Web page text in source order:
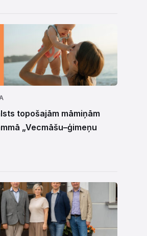
topošajām māmiņām
„Vecmāšu–ģimeņu